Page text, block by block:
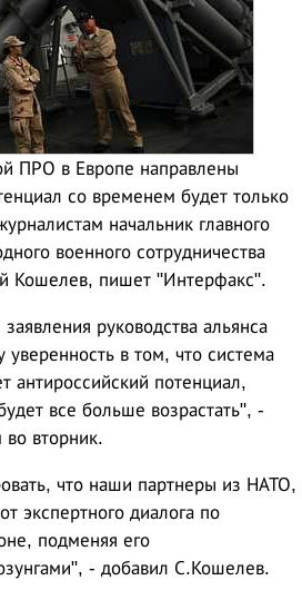
ПРО в Европе направлены
со временем будет только
начальник главного
военного сотрудничества
Кошелев, пишет "Интерфакс".
руководства альянса
в том, что система
потенциал,
все больше возрастать", -
во вторник.
что наши партнеры из НАТО,
экспертного диалога по
подменяя его
- добавил С.Кошелев.